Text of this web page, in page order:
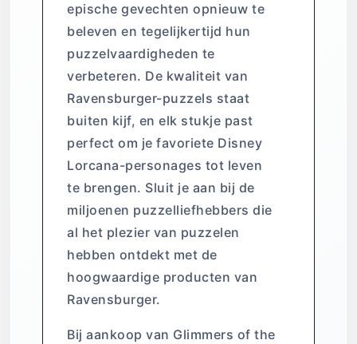
epische gevechten opnieuw te
beleven en tegelijkertijd hun
puzzelvaardigheden te
verbeteren. De kwaliteit van
Ravensburger-puzzels staat
buiten kijf, en elk stukje past
perfect om je favoriete Disney
Lorcana-personages tot leven
te brengen. Sluit je aan bij de
miljoenen puzzelliefhebbers die
al het plezier van puzzelen
hebben ontdekt met de
hoogwaardige producten van
Ravensburger.
Bij aankoop van Glimmers of the